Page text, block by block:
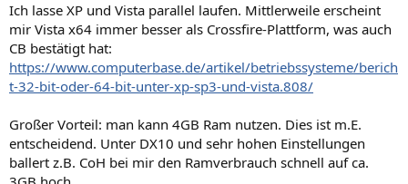
Ich lasse XP und Vista parallel laufen. Mittlerweile erscheint
mir Vista x64 immer besser als Crossfire-Plattform, was auch
CB bestätigt hat:
https://www.computerbase.de/artikel/betriebssysteme/berich
t-32-bit-oder-64-bit-unter-xp-sp3-und-vista.808/
Großer Vorteil: man kann 4GB Ram nutzen. Dies ist m.E.
entscheidend. Unter DX10 und sehr hohen Einstellungen
ballert z.B. CoH bei mir den Ramverbrauch schnell auf ca.